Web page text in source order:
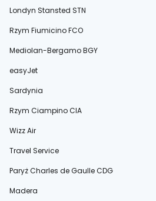
Londyn Stansted STN
Rzym Fiumicino FCO
Mediolan-Bergamo BGY
easyJet
Sardynia
Rzym Ciampino CIA
Wizz Air
Travel Service
Paryż Charles de Gaulle CDG
Madera